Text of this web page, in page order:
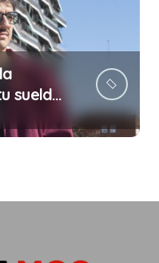
sueldo